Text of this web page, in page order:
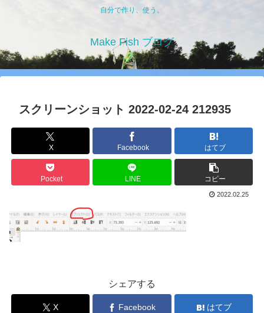
自分で作り、使う。
Make Fish ブログ
スクリーンショット 2022-02-24 212935
X Facebook はてブ
Pocket LINE コピー
2022.02.25
シェアする
X Facebook はてブ